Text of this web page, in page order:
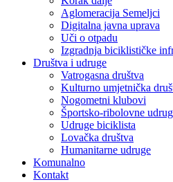
Aglomeracija Semeljci
Digitalna javna uprava
Uči o otpadu
Izgradnja biciklističke
Društva i udruge
Vatrogasna društva
Kulturno umjetnička
Nogometni klubovi
Športsko-ribolovne
Udruge biciklista
Lovačka društva
Humanitarne udruge
Komunalno
Kontakt